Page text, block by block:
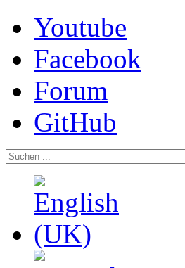
Youtube
Facebook
Forum
GitHub